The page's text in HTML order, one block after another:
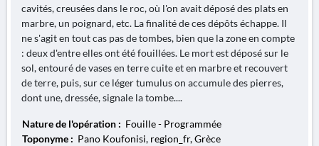
cavités, creusées dans le roc, où l'on avait déposé des plats en
marbre, un poignard, etc. La finalité de ces dépôts échappe. Il
ne s'agit en tout cas pas de tombes, bien que la zone en compte
: deux d'entre elles ont été fouillées. Le mort est déposé sur le
sol, entouré de vases en terre cuite et en marbre et recouvert
de terre, puis, sur ce léger tumulus on accumule des pierres,
dont une, dressée, signale la tombe....
Nature de l'opération : Fouille - Programmée
Toponyme : Pano Koufonisi, region_fr, Grèce